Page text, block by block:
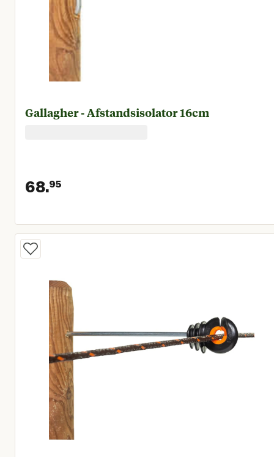
Gallagher - Afstandsisolator 16cm
68.95
Huidige prijs € 68,95